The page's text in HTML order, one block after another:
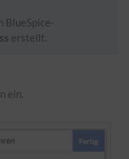
BlueSpice-
erstellt.
ein.